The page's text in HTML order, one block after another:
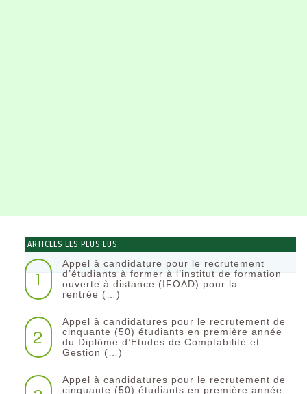
ARTICLES LES PLUS LUS
1
Appel à candidature pour le recrutement
d’étudiants à former à l’institut de formation
ouverte à distance (IFOAD) pour la
rentrée (…)
2
Appel à candidatures pour le recrutement de
cinquante (50) étudiants en première année
du Diplôme d’Etudes de Comptabilité et
Gestion (…)
Appel à candidatures pour le recrutement de
cinquante (50) étudiants en première année